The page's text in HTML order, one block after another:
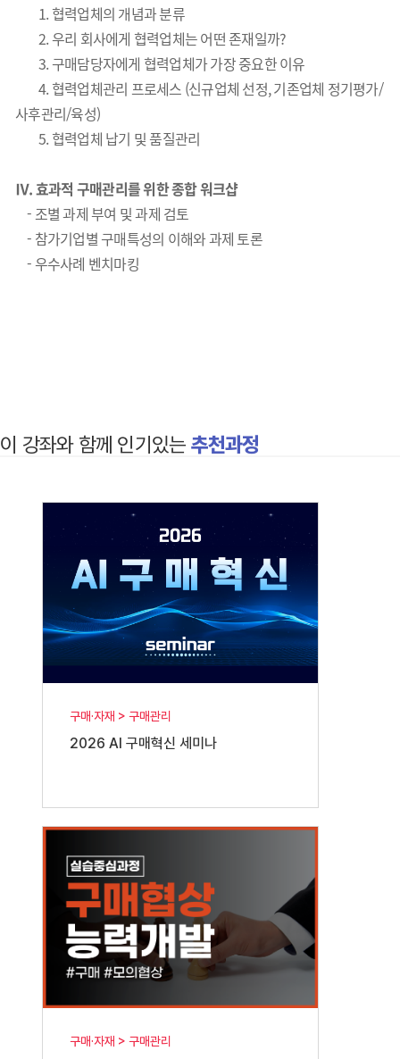
1. 협력업체의 개념과 분류
2.우리 회사에게 협력업체는 어떤 존재일까?
3. 구매담당자에게 협력업체가 가장 중요한 이유
4. 협력업체관리 프로세스 (신규업체 선정, 기존업체 정기평가/
사후관리/육성)
5. 협력업체 납기 및 품질관리
Ⅳ. 효과적 구매관리를 위한 종합 워크샵
- 조별 과제 부여 및 과제 검토
- 참가기업별 구매특성의 이해와 과제 토론
- 우수사례 벤치마킹
이 강좌와 함께 인기있는 추천과정
구매·자재 > 구매관리
2026 AI 구매혁신 세미나
구매·자재 > 구매관리